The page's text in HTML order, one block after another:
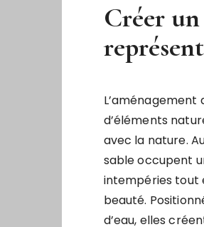
Créer
L’aménagement
d’éléments
avec la nature.
sable occupent
intempéries tout
beauté.
d’eau, elles